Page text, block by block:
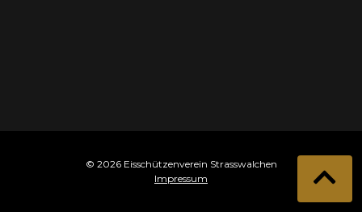
© 2026 Eisschützenverein Strasswalchen
Impressum